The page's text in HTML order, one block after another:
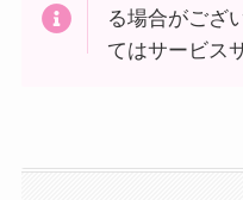
る場合がござ
てはサービス